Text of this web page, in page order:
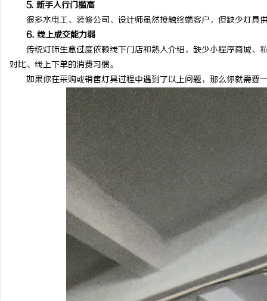
5. 新手入行门槛高
很多水电工、装修公司、设计师虽然接触终端客户，但缺少灯具
6. 线上成交能力弱
传统灯饰生意过度依赖线下门店和熟人介绍，缺少小程序商城、
对比、线上下单的消费习惯。
如果你在采购或销售灯具过程中遇到了以上问题，那么你就需要